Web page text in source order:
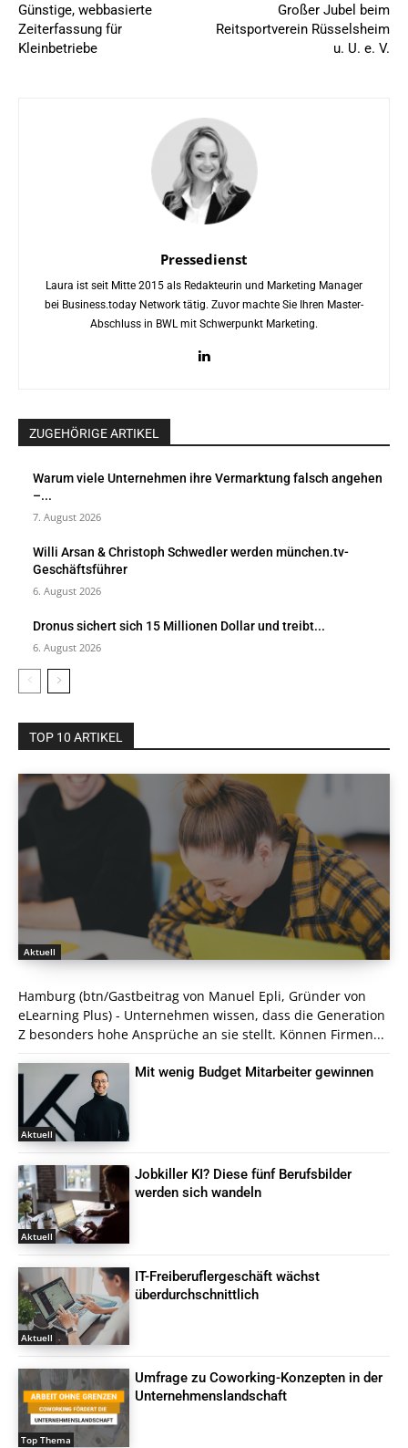
Günstige, webbasierte
Zeiterfassung für
Kleinbetriebe
Großer Jubel beim
Reitsportverein Rüsselsheim
u. U. e. V.
Pressedienst
Laura ist seit Mitte 2015 als Redakteurin und Marketing Manager
bei Business.today Network tätig. Zuvor machte Sie Ihren Master-
Abschluss in BWL mit Schwerpunkt Marketing.
ZUGEHÖRIGE ARTIKEL
Warum viele Unternehmen ihre Vermarktung falsch angehen
–...
7. August 2026
Willi Arsan & Christoph Schwedler werden münchen.tv-
Geschäftsführer
6. August 2026
Dronus sichert sich 15 Millionen Dollar und treibt...
6. August 2026
TOP 10 ARTIKEL
Aktuell
Hamburg (btn/Gastbeitrag von Manuel Epli, Gründer von
eLearning Plus) - Unternehmen wissen, dass die Generation
Z besonders hohe Ansprüche an sie stellt. Können Firmen...
Aktuell
Mit wenig Budget Mitarbeiter gewinnen
Aktuell
Jobkiller KI? Diese fünf Berufsbilder
werden sich wandeln
Aktuell
IT-Freiberuflergeschäft wächst
überdurchschnittlich
Top Thema
Umfrage zu Coworking-Konzepten in der
Unternehmenslandschaft